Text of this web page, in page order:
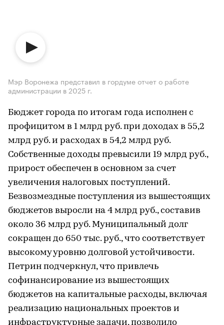
Мэр Воронежа представил в гордуме отчет о работе
администрации в 2025 г.
Бюджет города по итогам года исполнен с
профицитом в 1 млрд руб. при доходах в 55,2
млрд руб. и расходах в 54,2 млрд руб.
Собственные доходы превысили 19 млрд руб.,
прирост обеспечен в основном за счет
увеличения налоговых поступлений.
Безвозмездные поступления из вышестоящих
бюджетов выросли на 4 млрд руб., составив
около 36 млрд руб. Муниципальный долг
сокращен до 650 тыс. руб., что соответствует
высокому уровню долговой устойчивости.
Петрин подчеркнул, что привлечь
софинансирование из вышестоящих
бюджетов на капитальные расходы, включая
реализацию национальных проектов и
инфраструктурные задачи, позволило